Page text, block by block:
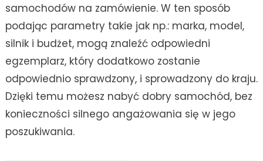
samochodów na zamówienie. W ten sposób
podając parametry takie jak np.: marka, model,
silnik i budżet, mogą znaleźć odpowiedni
egzemplarz, który dodatkowo zostanie
odpowiednio sprawdzony, i sprowadzony do kraju.
Dzięki temu możesz nabyć dobry samochód, bez
konieczności silnego angażowania się w jego
poszukiwania.